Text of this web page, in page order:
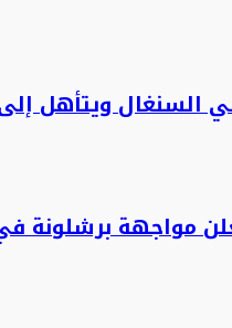
السنغال ويتأهل
مواجهة برشلونة